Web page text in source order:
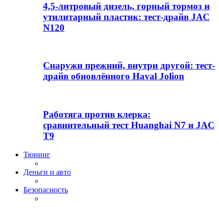
4,5-литровый дизель, горный тормоз и
утилитарный пластик: тест-драйв JAC
N120
Снаружи прежний, внутри другой: тест-
драйв обновлённого Haval Jolion
Работяга против клерка:
сравнительный тест Huanghai N7 и JAC
T9
Тюнинг
Деньги и авто
Безопасность